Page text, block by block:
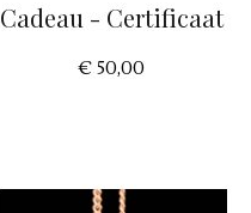
Cadeau - Certificaat
€ 50,00